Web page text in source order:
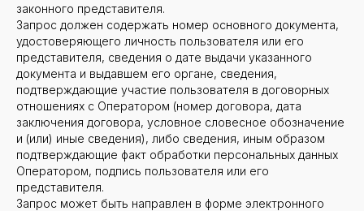
законного представителя.
Запрос должен содержать номер основного документа,
удостоверяющего личность пользователя или его
представителя, сведения о дате выдачи указанного
документа и выдавшем его органе, сведения,
подтверждающие участие пользователя в договорных
отношениях с Оператором (номер договора, дата
заключения договора, условное словесное обозначение
и (или) иные сведения), либо сведения, иным образом
подтверждающие факт обработки персональных данных
Оператором, подпись пользователя или его
представителя.
Запрос может быть направлен в форме электронного